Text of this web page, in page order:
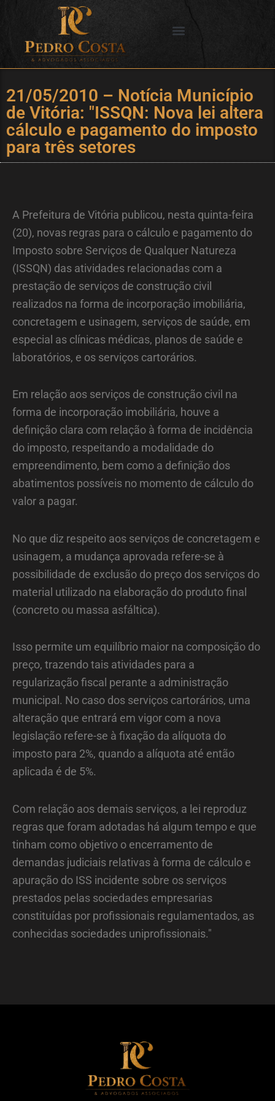
conteúdo
21/05/2010 – Notícia Município
de Vitória: "ISSQN: Nova lei altera
cálculo e pagamento do imposto
para três setores
A Prefeitura de Vitória publicou, nesta quinta-feira
(20), novas regras para o cálculo e pagamento do
Imposto sobre Serviços de Qualquer Natureza
(ISSQN) das atividades relacionadas com a
prestação de serviços de construção civil
realizados na forma de incorporação imobiliária,
concretagem e usinagem, serviços de saúde, em
especial as clínicas médicas, planos de saúde e
laboratórios, e os serviços cartorários.
Em relação aos serviços de construção civil na
forma de incorporação imobiliária, houve a
definição clara com relação à forma de incidência
do imposto, respeitando a modalidade do
empreendimento, bem como a definição dos
abatimentos possíveis no momento de cálculo do
valor a pagar.
No que diz respeito aos serviços de concretagem e
usinagem, a mudança aprovada refere-se à
possibilidade de exclusão do preço dos serviços do
material utilizado na elaboração do produto final
(concreto ou massa asfáltica).
Isso permite um equilíbrio maior na composição do
preço, trazendo tais atividades para a
regularização fiscal perante a administração
municipal. No caso dos serviços cartorários, uma
alteração que entrará em vigor com a nova
legislação refere-se à fixação da alíquota do
imposto para 2%, quando a alíquota até então
aplicada é de 5%.
Com relação aos demais serviços, a lei reproduz
regras que foram adotadas há algum tempo e que
tinham como objetivo o encerramento de
demandas judiciais relativas à forma de cálculo e
apuração do ISS incidente sobre os serviços
prestados pelas sociedades empresarias
constituídas por profissionais regulamentados, as
conhecidas sociedades uniprofissionais."